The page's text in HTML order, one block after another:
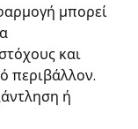
μπορεί
και
περιβάλλον.
ή